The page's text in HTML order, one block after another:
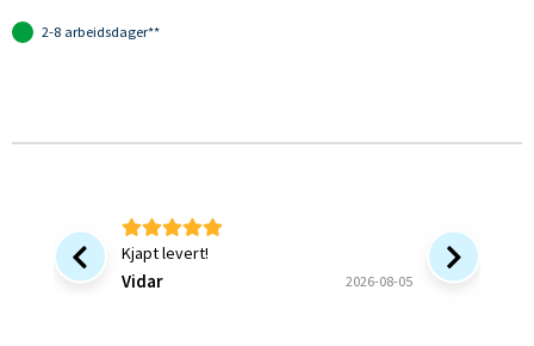
2-8 arbeidsdager**
Kjapt levert!
Vidar 2026-08-05
Bra at